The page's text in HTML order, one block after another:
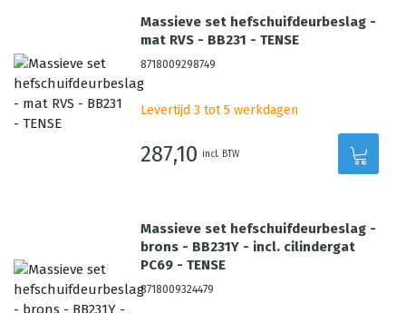
Massieve set hefschuifdeurbeslag -
mat RVS - BB231 - TENSE
8718009298749
Levertijd 3 tot 5 werkdagen
287,10 incl. BTW
Massieve set hefschuifdeurbeslag -
brons - BB231Y - incl. cilindergat
PC69 - TENSE
8718009324479